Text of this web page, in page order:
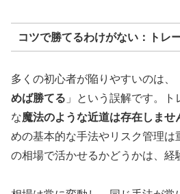
コツで勝てるわけがない：トレ
多くの初心者が陥りやすいのは、
めば勝てる 」という誤解です。
な魔法のような近道は存在しませ
めの基本的な手法やリスク管理は
の相場で活かせるかどうかは、経